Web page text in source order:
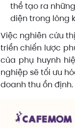
thể tạo ra
diện trong lòng
Việc nghiên cứu
triển chiến lược
của phụ huynh
nghiệp sẽ tối ưu
doanh thu ổn định.